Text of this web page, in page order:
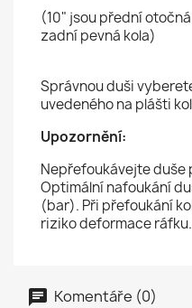
(10" jsou přední
zadní pevná kola)
Správnou duši
uvedeného na plášti
Upozornění:
Nepřefoukávejte duše
Optimální nafoukání
(bar). Při přefoukání
riziko deformace ráfku.
Komentáře (0)